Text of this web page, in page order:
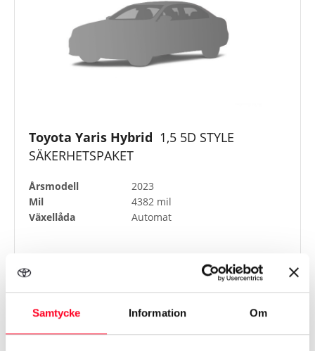
Samtycke Information Om
Toyota Yaris Hybrid 1,5 5D STYLE
SÄKERHETSPAKET
Årsmodell
2023
Mil
4382 mil
Växellåda
Automat
Toyota Göinge Bil Helsingborg